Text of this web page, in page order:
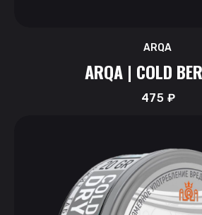
ARQA
ARQA | COLD
475 ₽